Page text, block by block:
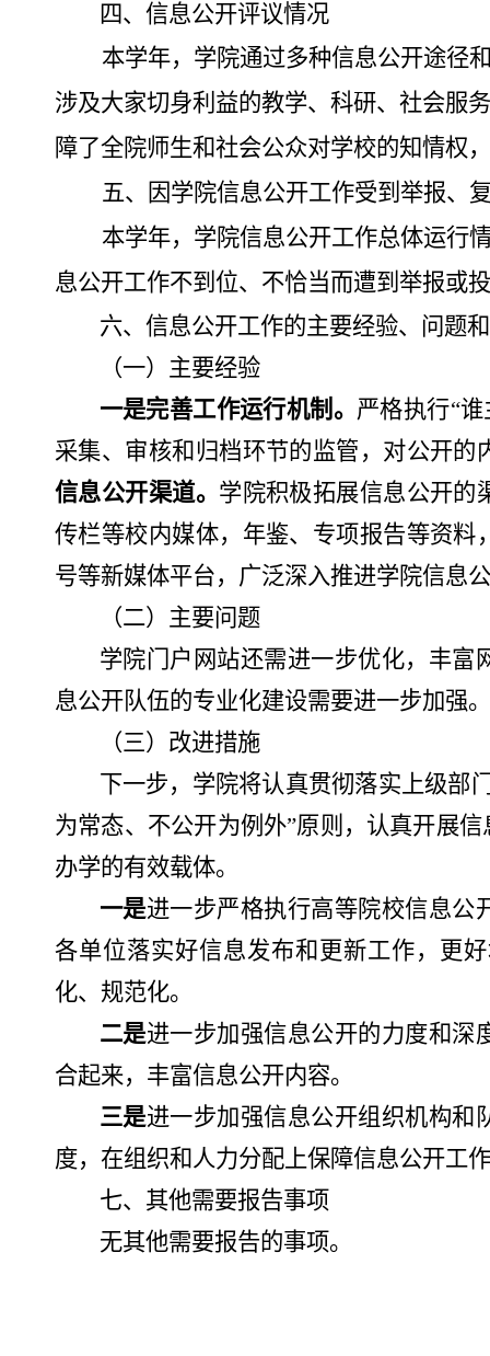
四、信息公开评议情况
本学年，学院通过多种信息公开途径
涉及大家切身利益的教学、科研、社会服
障了全院师生和社会公众对学校的知情权
五、因学院信息公开工作受到举报、
本学年，学院信息公开工作总体运行
息公开工作不到位、不恰当而遭到举报或
六、 信息公开工作的主要经验、问题
（一）主要经验
一是完善工作运行机制。 严格执行“
采集、审核和归档环节的监管，对公开
信息公开渠道。 学院积极拓展信息公开的
传栏等校内媒体，年鉴、专项报告等资
号等新媒体平台，广泛深入推进学院信息
（二）主要问题
学院门户网站还需进一步优化，丰富
息公开队伍的专业化建设需要进一步加强。
（三）改进措施
下一步，学院将认真贯彻落实上级部
为常态、不公开为例外”原则，认真开展
办学的有效载体。
一是进一步严格执行高等院校信息公
各单位落实好信息发布和更新工作，更
化、规范化。
二是进一步加强信息公开的力度和深
合起来，丰富信息公开内容。
三是进一步加强信息公开组织机构和
度，在组织和人力分配上保障信息公开工
七、其他需要报告事项
无其他需要报告的事项。